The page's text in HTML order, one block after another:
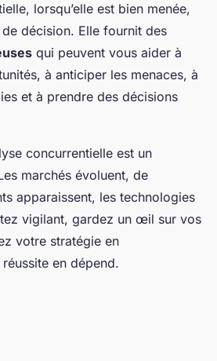
lorsqu’elle est bien menée,
décision. Elle fournit des
qui peuvent vous aider à
à anticiper les menaces, à
et à prendre des décisions
concurrentielle est un
marchés évoluent, de
apparaissent, les technologies
vigilant, gardez un œil sur vos
votre stratégie en
en dépend.